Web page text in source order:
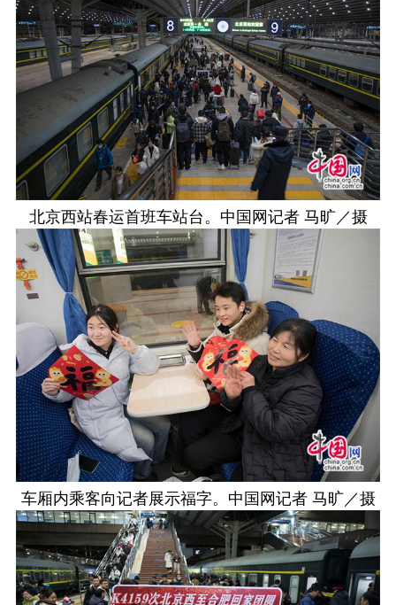
北京西站春运首班车站台。中国网记者 马旷／摄
车厢内乘客向记者展示福字。中国网记者 马旷／摄